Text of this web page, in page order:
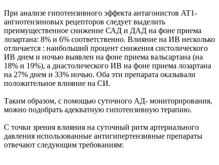
При анализе гипотензивного эффекта антагонистов AT1-
ангиотензиновых рецепторов следует выделить
преимущественное снижение САД и ДАД на фоне приема
лозартана: 8% и 6% соответственно. Влияние на ИВ несколько
отличается : наибольший процент снижения систолического
ИВ днем и ночью выявлен на фоне приема вальсартана (на
18% и 19%), а диастолического ИВ на фоне приема лозартана
на 27% днем и 33% ночью. Оба эти препарата оказывали
положительное влияние на СИ.
Таким образом, с помощью суточного АД- мониторирования,
можно подобрать адекватную гипотензивную терапию.
С точки зрения влияния на суточный ритм артериального
давления использованные антигипертензивные препараты
отвечают следующим требованиям: